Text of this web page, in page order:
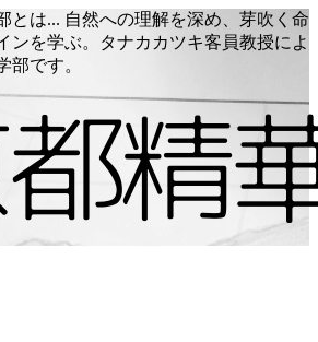
とは... 自然への理解を深め、芽吹く命
ンを学ぶ。タナカカツキ客員教授によ
部です。